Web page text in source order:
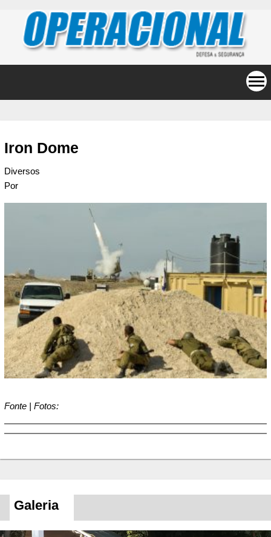
Iron Dome
Diversos
Por
Fonte | Fotos:
Galeria